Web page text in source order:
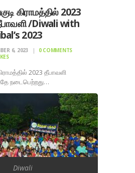
கிராமத்தில் 2023
/Diwali with
2023
6, 2023 0 COMMENTS
2023 தீபாவளி
நடைபெற்றது…
Diwali